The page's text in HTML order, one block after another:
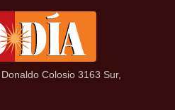
Colosio 3163 Sur,